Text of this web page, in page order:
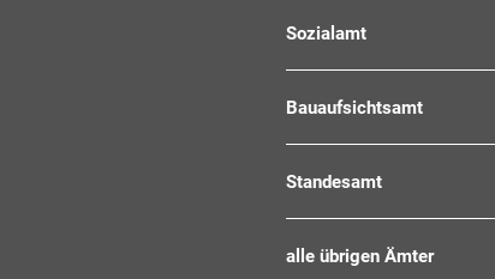
Sozialamt
Bauaufsichtsamt
Standesamt
alle übrigen Ämter